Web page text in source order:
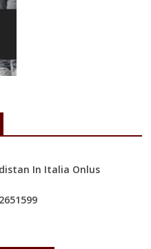
In Italia Onlus